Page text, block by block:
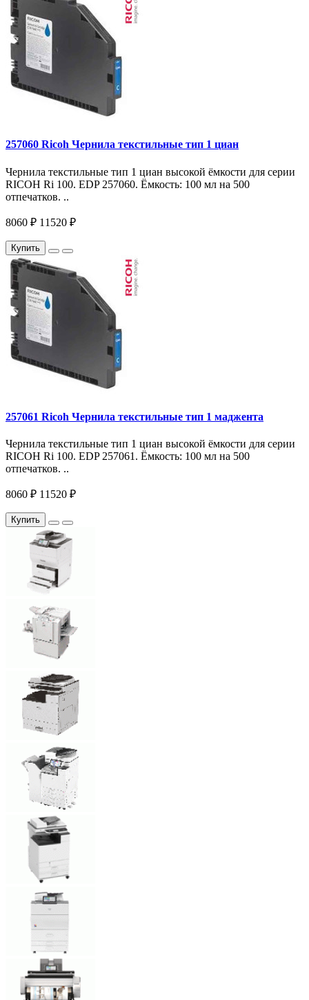
257060 Ricoh Чернила текстильные тип 1 циан
Чернила текстильные тип 1 циан высокой ёмкости для серии
RICOH Ri 100. EDP 257060. Ёмкость: 100 мл на 500
отпечатков. ..
8060 ₽ 11520 ₽
Купить
257061 Ricoh Чернила текстильные тип 1 маджента
Чернила текстильные тип 1 циан высокой ёмкости для серии
RICOH Ri 100. EDP 257061. Ёмкость: 100 мл на 500
отпечатков. ..
8060 ₽ 11520 ₽
Купить